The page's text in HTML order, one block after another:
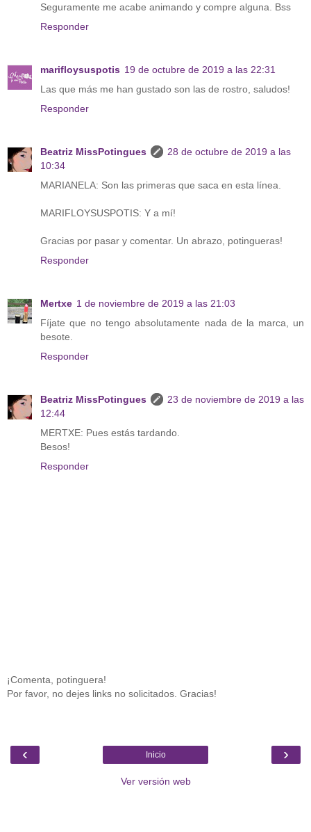
Seguramente me acabe animando y compre alguna. Bss
Responder
marifloysuspotis 19 de octubre de 2019 a las 22:31
Las que más me han gustado son las de rostro, saludos!
Responder
Beatriz MissPotingues
28 de octubre de 2019 a las
10:34
MARIANELA: Son las primeras que saca en esta línea.
MARIFLOYSUSPOTIS: Y a mí!
Gracias por pasar y comentar. Un abrazo, potingueras!
Responder
Mertxe 1 de noviembre de 2019 a las 21:03
Fíjate que no tengo absolutamente nada de la marca, un
besote.
Responder
Beatriz MissPotingues
23 de noviembre de 2019 a las
12:44
MERTXE: Pues estás tardando.
Besos!
Responder
¡Comenta, potinguera!
Por favor, no dejes links no solicitados. Gracias!
‹ ›
Inicio
Ver versión web